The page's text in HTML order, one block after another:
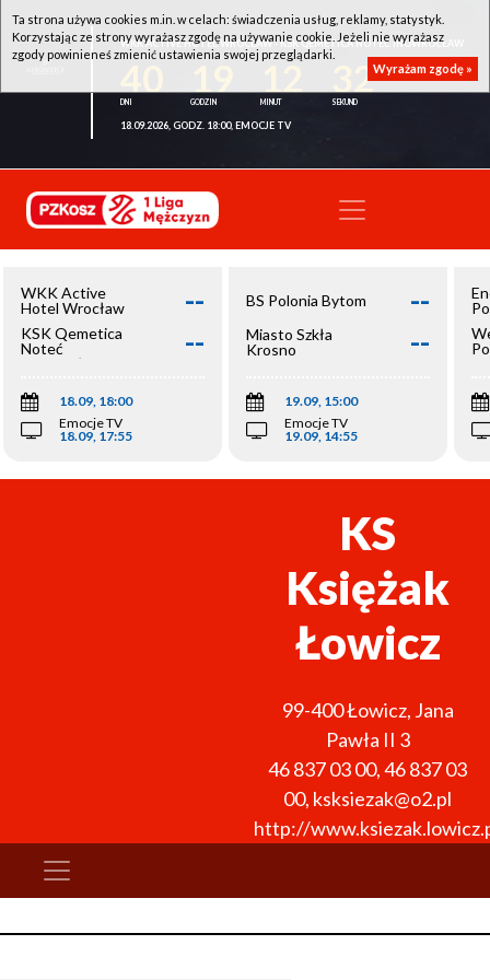
WKK ACTIVE HOTEL WROCŁAW - KSK QEMETICA NOTEĆ INOWROCŁAW
31
18.09.2026, GODZ. 18:00, EMOCJE TV
WKK Active
Hotel Wrocław
--
KSK Qemetica
Noteć
Inowrocław
--
18.09, 18:00
Emocje TV
18.09, 17:55
BS Polonia Bytom --
Miasto Szkła
Krosno
--
19.09, 15:00
Emocje TV
19.09, 14:55
KS
Księżak
Łowicz
99-400Łowicz, Jana
Pawła II 3
46 837 03 00,46 837 03
00, ksksiezak@o2.pl
http://
Ta strona używa cookies m.in. w celach: świadczenia usług, reklamy, statystyk.
Korzystając ze strony wyrażasz zgodę na używanie cookie. Jeżeli nie wyrażasz
zgody powinieneś zmienić ustawienia swojej przeglądarki.
Wyrażam zgodę »